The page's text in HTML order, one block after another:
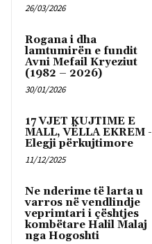
26/03/2026
Rogana i dha
lamtumirën e fundit
Avni Mefail Kryeziut
(1982 – 2026)
30/01/2026
17 VJET KUJTIME E
MALL, VËLLA EKREM -
Elegji përkujtimore
11/12/2025
Ne nderime të larta u
varros në vendlindje
veprimtari i çështjes
kombëtare Halil Malaj
nga Hogoshti